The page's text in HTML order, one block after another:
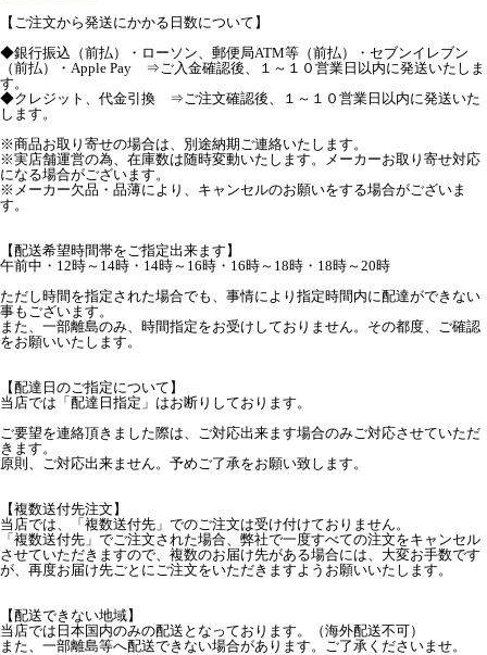
【ご注文から発送にかかる日数について】
◆銀行振込（前払）・ローソン、郵便局ATM等（前払）・セブンイレブン
（前払）・Apple Pay ⇒ご入金確認後、１～１０営業日以内に発送いたしま
す。
◆クレジット、代金引換 ⇒ご注文確認後、１～１０営業日以内に発送いた
します。
※商品お取り寄せの場合は、別途納期ご連絡いたします。
※実店舗運営の為、在庫数は随時変動いたします。メーカーお取り寄せ対応
になる場合がございます。
※メーカー欠品・品薄により、キャンセルのお願いをする場合がございま
す。
【配送希望時間帯をご指定出来ます】
午前中・12時～14時・14時～16時・16時～18時・18時～20時
ただし時間を指定された場合でも、事情により指定時間内に配達ができない
事もございます。
また、一部離島のみ、時間指定をお受けしておりません。その都度、ご確認
をお願いいたします。
【配達日のご指定について】
当店では「配達日指定」はお断りしております。
ご要望を連絡頂きました際は、ご対応出来ます場合のみご対応させていただ
きます。
原則、ご対応出来ません。予めご了承をお願い致します。
【複数送付先注文】
当店では、「複数送付先」でのご注文は受け付けておりません。
「複数送付先」でご注文された場合、弊社で一度すべての注文をキャンセル
させていただきますので、複数のお届け先がある場合には、大変お手数です
が、再度お届け先ごとにご注文をいただきますようお願いいたします。
【配送できない地域】
当店では日本国内のみの配送となっております。（海外配送不可）
また、一部離島等へ配送できない場合があります。ご了承くださいませ。